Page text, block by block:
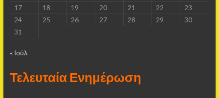
17
18 19 20 21 22
23
24
25 26 27 28 29
30
31
« Ιούλ
Τελευταία Ενημέρωση